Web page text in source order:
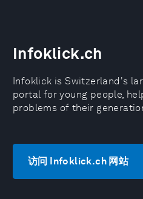
Infoklick.ch
Infoklick is Switzerland's
portal for young people,
problems of their
访问 Infoklick.ch 网站